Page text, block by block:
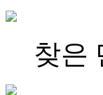
찾은